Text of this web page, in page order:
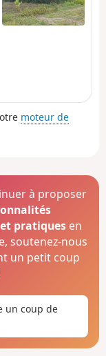
moteur de
à proposer
pratiques en
soutenez-nous
un petit coup
un coup de